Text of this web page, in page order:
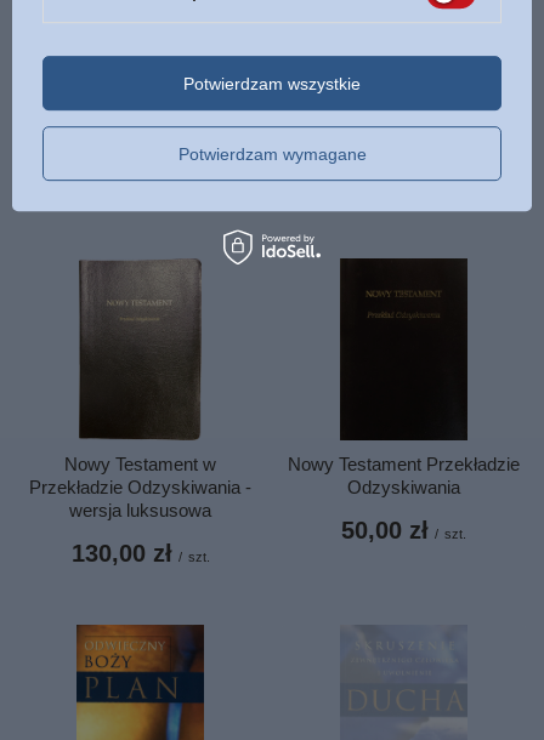
oprawa miękka
26,00 zł
CHWILOWO NIEDOSTĘPNY
Chrystus rzeczywistością
11,00 zł
Nowy Testament w
Przekładzie Odzyskiwania -
wersja luksusowa
130,00 zł / szt.
Nowy Testament Przekładzie
Odzyskiwania
50,00 zł / szt.
Potwierdzam wymagane
Potwierdzam wszystkie